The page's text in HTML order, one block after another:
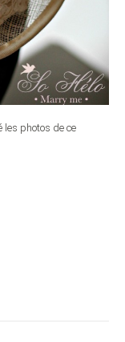
les photos de ce